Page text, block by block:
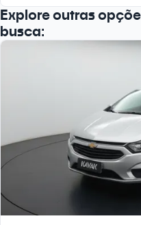
Explore outras
busca: